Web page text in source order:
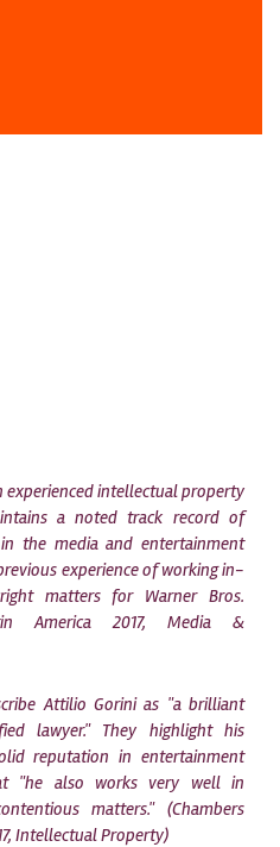
experienced intellectual property
a noted track record of
the media and entertainment
experience of working in-
matters for Warner Bros.
America 2017, Media &
Attilio Gorini as "a brilliant
lawyer." They highlight his
reputation in entertainment
"he also works very well in
matters." (Chambers
Intellectual Property)